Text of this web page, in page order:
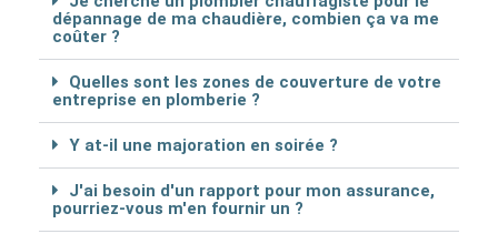
dépannage de ma chaudière, combien ça va me
coûter ?
Quelles sont les zones de couverture de votre
entreprise en plomberie ?
Y at-il une majoration en soirée ?
J'ai besoin d'un rapport pour mon assurance,
pourriez-vous m'en fournir un ?